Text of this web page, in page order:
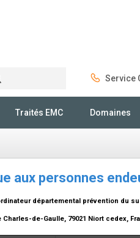
Service
Traités EMC Domaines
aux personnes
départemental prévention du
de-Gaulle, 79021 Niort cedex,